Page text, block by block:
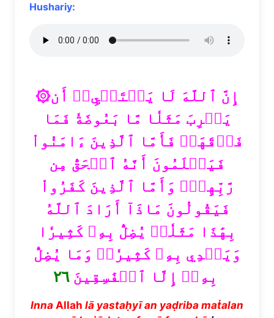
Hushariy:
۞إِنَّ ٱللَّهَ لَا يَسۡتَحۡيِۦٓ أَن
يَضۡرِبَ مَثَلٗا مَّا بَعُوضَةٗ فَمَا
فَوۡقَهَاۚ فَأَمَّا ٱلَّذِينَ ءَامَنُواْ
فَيَعۡلَمُونَ أَنَّهُ ٱلۡحَقُّ مِن
رَّبِّهِمۡۖ وَأَمَّا ٱلَّذِينَ كَفَرُواْ
فَيَقُولُونَ مَاذَآ أَرَادَ ٱللَّهُ
بِهَٰذَا مَثَلٗاۘ يُضِلُّ بِهِۦ كَثِيرٗا
وَيَهۡدِي بِهِۦ كَثِيرٗاۚ وَمَا يُضِلُّ
بِهِۦٓ إِلَّا ٱلۡفَٰسِقِينَ٢٦
Inna Allah lā yastaḥyīan yaḍriba maṫalan